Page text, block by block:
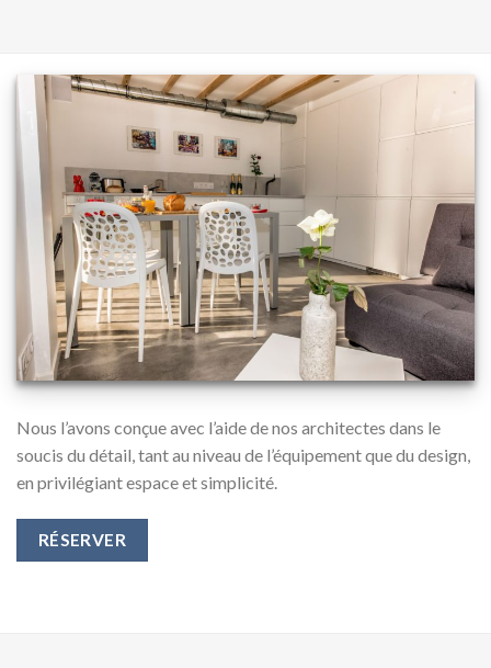
Nous l’avons conçue avec l’aide de nos architectes dans le
soucis du détail, tant au niveau de l’équipement que du design,
en privilégiant espace et simplicité.
RÉSERVER